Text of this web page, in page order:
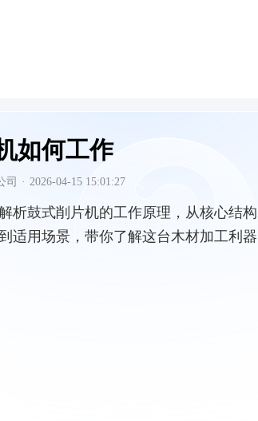
如何工作
司 · 2026-04-15 15:01:27
析鼓式削片机的工作原理，从核心结构
适用场景，带你了解这台木材加工利器